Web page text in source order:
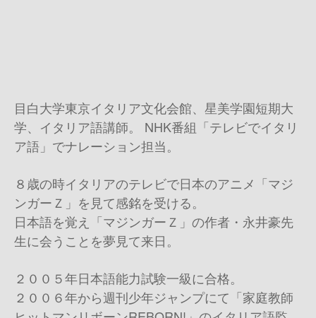
目白大学東京イタリア文化会館、星美学園短期大
学、イタリア語講師。 NHK番組「テレビでイタリ
ア語」でナレーション担当。
８歳の時イタリアのテレビで日本のアニメ「マジ
ンガーＺ」を見て感銘を受ける。
日本語を覚え「マジンガーＺ」の作者・永井豪先
生に会うことを夢見て来日。
２００５年日本語能力試験一級に合格。
２００６年から週刊少年ジャンプにて「家庭教師